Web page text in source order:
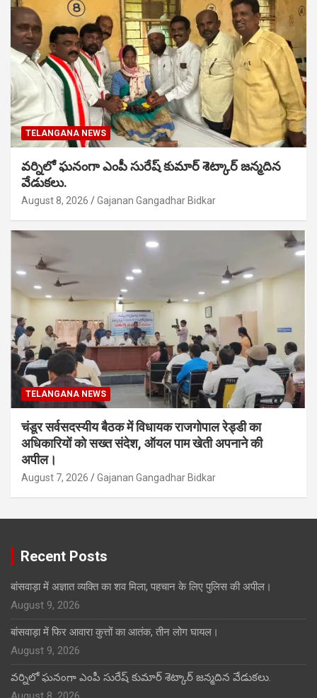
TELANGANA NEWS
వర్నిలో ఘనంగా ఎంపీ సురేష్ కుమార్ శెట్కార్ జన్మదిన
వేడుకలు.
August 8, 2026 Gajanan Gangadhar Bidkar
TELANGANA NEWS
चंडूर सर्वसदस्यीय बैठक में विधायक राजगोपाल रेड्डी का
अधिकारियों को सख्त संदेश, ऑयल पाम खेती अपनाने की
अपील।
August 7, 2026 Gajanan Gangadhar Bidkar
Recent Posts
बांसवाड़ा में अज्ञात व्यक्ति का शव मिला, पहचान के लिए पुलिस की अपील।
August 9, 2026
बांसवाड़ा में फिर आवारा कुत्तों का आतंक, तीन लोग घायल।
August 9, 2026
వర్నిలో ఘనంగా ఎంపీ సురేష్ కుమార్ శెట్కార్ జన్మదిన వేడుకలు.